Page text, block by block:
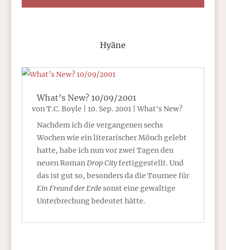
Hyäne
What’s New? 10/09/2001
vonT.C. Boyle 10. Sep. 2001|What's New?
Nachdem ich die vergangenen sechs
Wochen wie ein literarischer Mönch gelebt
hatte, habe ich nun vor zwei Tagen den
neuen RomanDrop Cityfertiggestellt. Und
das ist gut so, besonders da die Tournee für
Ein Freund der Erdesonst eine gewaltige
Unterbrechung bedeutet hätte.